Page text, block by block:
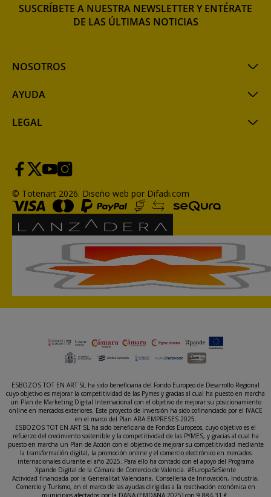
NOSOTROS
AYUDA
LEGAL
SUSCRÍBETE A NUESTRA NEWSLETTER Y ENTÉRATE
DE LAS ÚLTIMAS NOTICIAS
© Totenart 2026. Diseño web por Difadi.com
ESBOZOS TOT EN ART SL ha sido beneficiaria del Fondo Europeo de Desarrollo Regional
cuyo objetivo es mejorar la competitividad de las Pymes y gracias al cual ha puesto en marcha
un Plan de Marketing Digital Internacional con el objetivo de mejorar su posicionamiento
online en mercados exteriores. Este proyecto de inversión ha sido cofinanciado por el IVACE
en el marco del Plan ARA EMPRESES 2025.
ESBOZOS TOT EN ART SL ha sido beneficiaria de Fondos Europeos, cuyo objetivo es el
refuerzo del crecimiento sostenible y la competitividad de las PYMES, y gracias al cual ha
puesto en marcha un Plan de Acción con el objetivo de mejorar su competitividad mediante
la transformación digital, la promoción online y el comercio electrónico en mercados
internacionales durante el año 2025. Para ello ha contado con el apoyo del Programa
Xpande Digital de la Cámara de Comercio de Valencia. #EuropaSeSiente
Actividad financiada por la Generalitat Valenciana, Conselleria de Innovación, Industria,
Comercio y Turismo, en el marco de las ayudas dirigidas a la reactivación económica en
municipios afectados por la DANA (EMDANA 2025) con 9.884,31 €.